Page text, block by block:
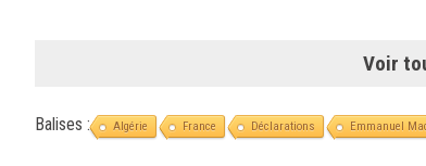
Voir
Balises : Algérie France Déclarations Emmanuel